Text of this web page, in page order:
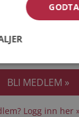
Medlemsvilkårene
Logg inn her »